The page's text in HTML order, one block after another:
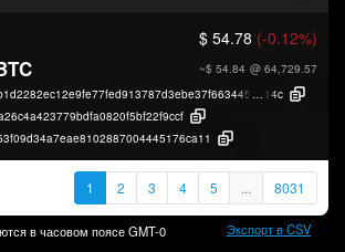
$ 54.78 (-0.12%)
~$ 54.84 @ 64,729.57
14c
1 2 3 4 5 ... 8031
в часовом поясеGMT-0 Экспорт в CSV